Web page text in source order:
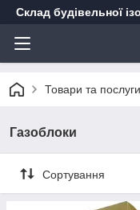
Склад будівельної
Товари та послуги
Газоблоки
Сортування